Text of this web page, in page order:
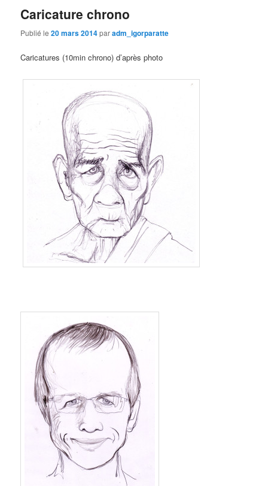
Caricature chrono
Publié le20 mars 2014paradm_igorparatte
Caricatures (10min chrono) d’après photo